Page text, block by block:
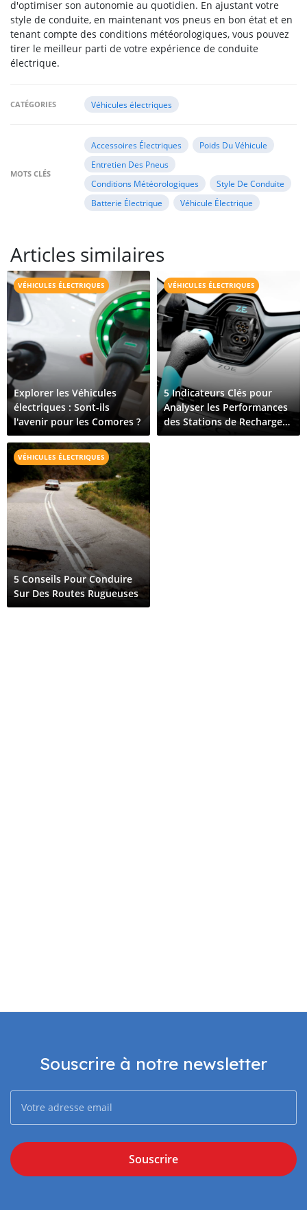
d'optimiser son autonomie au quotidien. En ajustant votre
style de conduite, en maintenant vos pneus en bon état et en
tenant compte des conditions météorologiques, vous pouvez
tirer le meilleur parti de votre expérience de conduite
électrique.
CATÉGORIES Véhicules électriques
MOTS CLÉS
Accessoires Électriques
Poids Du Véhicule
Entretien Des Pneus
Conditions Météorologiques
Style De Conduite
Batterie Électrique
Véhicule Électrique
Articles similaires
VÉHICULES ÉLECTRIQUES
Explorer les Véhicules
électriques : Sont-ils
l'avenir pour les Comores ?
VÉHICULES ÉLECTRIQUES
5 Indicateurs Clés pour
Analyser les Performances
des Stations de Recharge
pour Véhicules Électriques
VÉHICULES ÉLECTRIQUES
5 Conseils Pour Conduire
Sur Des Routes Rugueuses
Souscrire à notre newsletter
Souscrire